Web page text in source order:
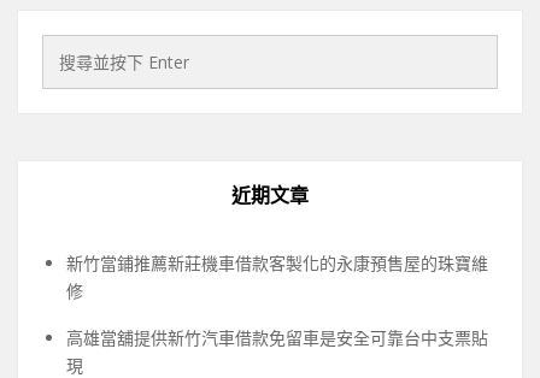
近期文章
新竹當鋪推薦新莊機車借款客製化的永康預售屋的珠寶維
修
高雄當舖提供新竹汽車借款免留車是安全可靠台中支票貼
現